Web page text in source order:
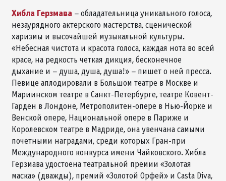
Хибла Герзмава– обладательница уникального голоса,
незаурядного актерского мастерства, сценической
харизмы и высочайшей музыкальной культуры.
«Небесная чистота и красота голоса, каждая нота во всей
красе, на редкость четкая дикция, бесконечное
дыхание и – душа, душа, душа!» – пишет о ней пресса.
Певице аплодировали в Большом театре в Москве и
Мариинском театре в Санкт-Петербурге, театре Ковент-
Гарден в Лондоне, Метрополитен-опере в Нью-Йорке и
Венской опере, Национальной опере в Париже и
Королевском театре в Мадриде, она увенчана самыми
почетными наградами, среди которых Гран-при
Международного конкурса имени Чайковского. Хибла
Герзмава удостоена театральной премии «Золотая
маска» (дважды), премий «Золотой Орфей» и Casta Diva,